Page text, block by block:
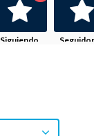
Siguiendo